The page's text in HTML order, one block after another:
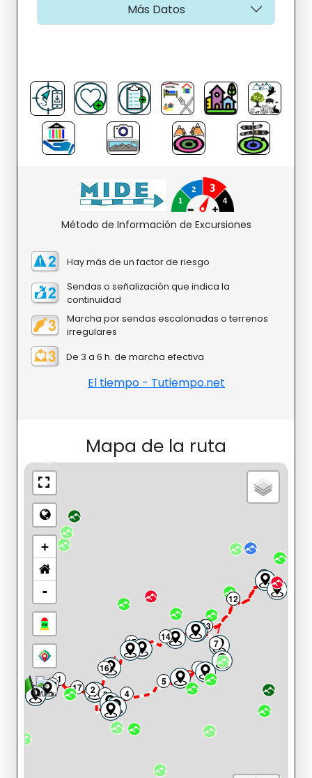
Más Datos
Método de Información de Excursiones
Hay más de un factor de riesgo
Sendas o señalización que indica la
continuidad
Marcha por sendas escalonadas o terrenos
irregulares
De 3 a 6 h. de marcha efectiva
El tiempo - Tutiempo.net
Mapa de la ruta